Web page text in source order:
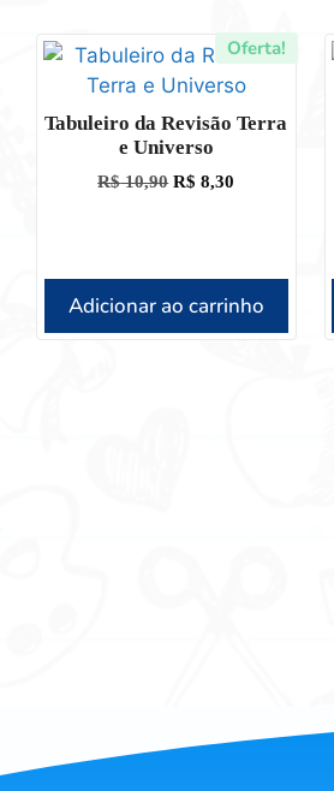
Oferta!
Tabuleiro da Revisão Terra
e Universo
R$10,90 R$ 8,30
Adicionar ao carrinho